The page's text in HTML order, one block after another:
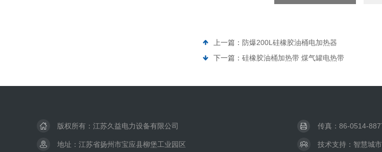
上一篇： 防爆200L硅橡胶油桶电加热器
下一篇： 硅橡胶油桶加热带 煤气罐电热带
版权所有：江苏久益电力设备有限公司 传真：86-0514-
地址：江苏省扬州市宝应县柳堡工业园区 技术支持： 智慧城